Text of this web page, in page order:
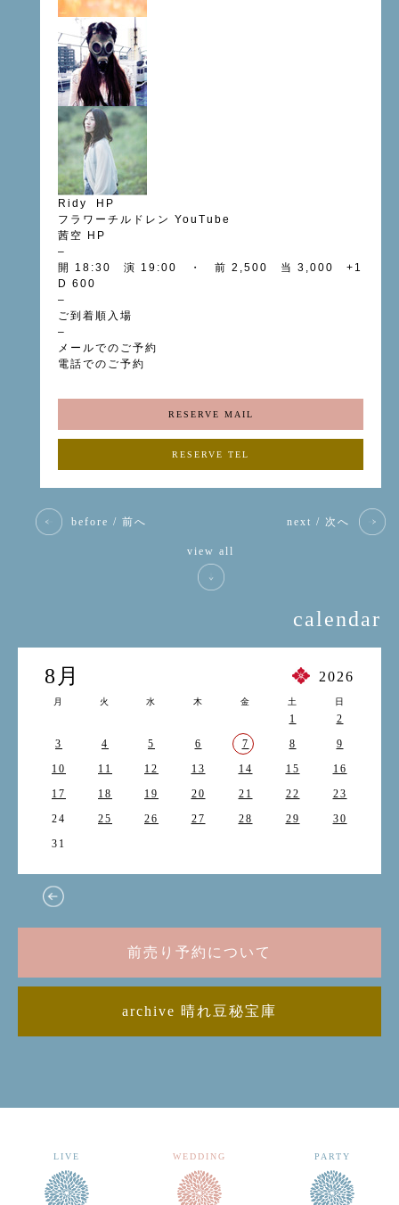
Ridy
HP
フラワーチルドレン YouTube
茜空
HP
–
開 18:30 演 19:00 ・ 前 2,500 当 3,000 +1
D 600
–
ご到着順入場
–
メールでのご予約
電話でのご予約
RESERVE MAIL
RESERVE TEL
before / 前へ next / 次へ
view all
calendar
8月 2026
月 火 水 木 金 土 日
1
2
3
4 5 6 7 8
9
10
11 12 13 14 15
16
17
18 19 20 21 22
23
24
25 26 27 28 29
30
31
前売り予約について
archive 晴れ豆秘宝庫
LIVE WEDDING PARTY